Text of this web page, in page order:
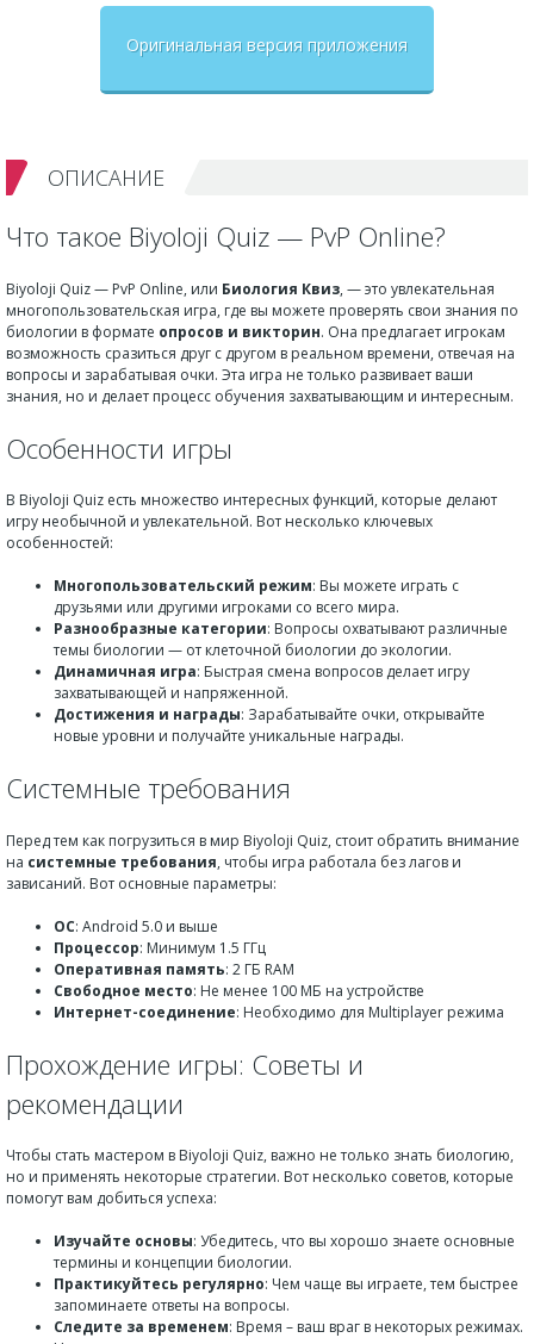
Оригинальная версия приложения
ОПИСАНИЕ
Что такое Biyoloji Quiz — PvP Online?
Biyoloji Quiz — PvP Online, или Биология Квиз, — это увлекательная
многопользовательская игра, где вы можете проверять свои знания по
биологии в формате опросов и викторин. Она предлагает игрокам
возможность сразиться друг с другом в реальном времени, отвечая на
вопросы и зарабатывая очки. Эта игра не только развивает ваши
знания, но и делает процесс обучения захватывающим и интересным.
Особенности игры
В Biyoloji Quiz есть множество интересных функций, которые делают
игру необычной и увлекательной. Вот несколько ключевых
особенностей:
Многопользовательский режим: Вы можете играть с
друзьями или другими игроками со всего мира.
Разнообразные категории: Вопросы охватывают различные
темы биологии — от клеточной биологии до экологии.
Динамичная игра: Быстрая смена вопросов делает игру
захватывающей и напряженной.
Достижения и награды: Зарабатывайте очки, открывайте
новые уровни и получайте уникальные награды.
Системные требования
Перед тем как погрузиться в мир Biyoloji Quiz, стоит обратить внимание
на системные требования, чтобы игра работала без лагов и
зависаний. Вот основные параметры:
ОС: Android 5.0 и выше
Процессор: Минимум 1.5 ГГц
Оперативная память: 2 ГБ RAM
Свободное место: Не менее 100 МБ на устройстве
Интернет-соединение: Необходимо для Multiplayer режима
Прохождение игры: Советы и
рекомендации
Чтобы стать мастером в Biyoloji Quiz, важно не только знать биологию,
но и применять некоторые стратегии. Вот несколько советов, которые
помогут вам добиться успеха:
Изучайте основы: Убедитесь, что вы хорошо знаете основные
термины и концепции биологии.
Практикуйтесь регулярно: Чем чаще вы играете, тем быстрее
запоминаете ответы на вопросы.
Следите за временем: Время – ваш враг в некоторых режимах.